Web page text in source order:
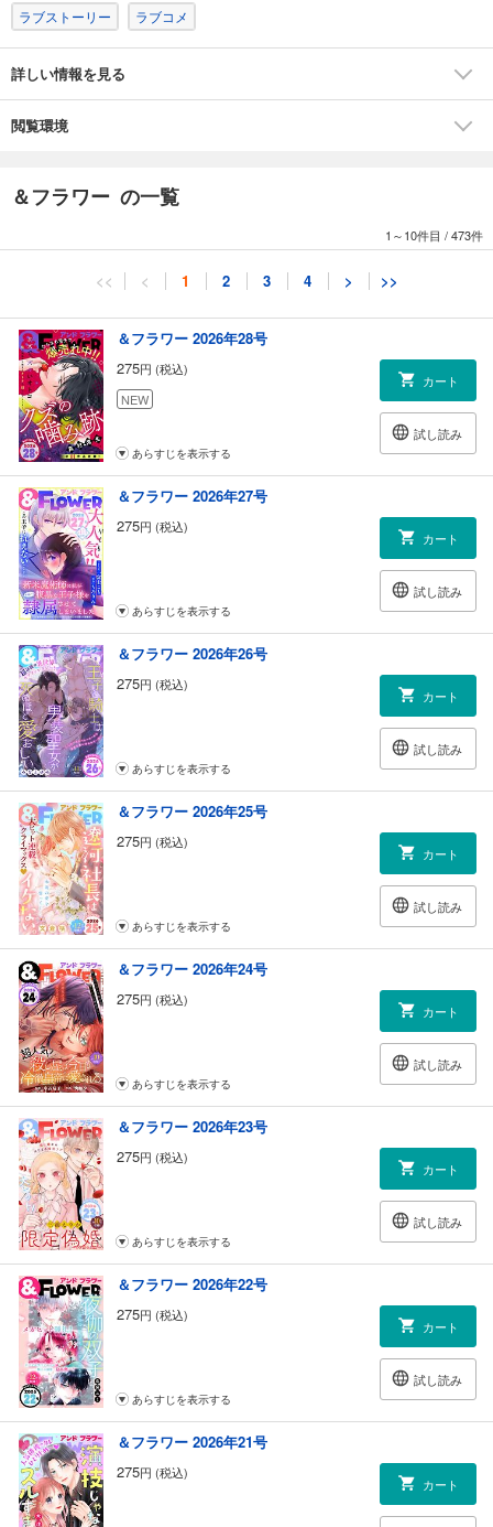
●春名ひろ「次期社長が言うには恋じゃない」
●まんが：一富士こも 原作：ちろりん「新米魔術師の私が手違いで腹黒な
令してと言ってきます）」
●三つ葉優雨「share」再録
●逆巻詩音「ウチに帰って婚活します」再録
ラブストーリー ラブコメ
詳しい情報を見る
閲覧環境
＆フラワー の一覧
1～10件目 /473件
<< < 1 2 3 4 > >>
＆フラワー 2026年28号
275円 (税込)
NEW
カート
試し読み
あらすじを表示する
＆フラワー 2026年27号
275円 (税込)
カート
試し読み
あらすじを表示する
＆フラワー 2026年26号
275円 (税込)
カート
試し読み
あらすじを表示する
＆フラワー 2026年25号
275円 (税込)
カート
試し読み
あらすじを表示する
＆フラワー 2026年24号
275円 (税込)
カート
試し読み
あらすじを表示する
＆フラワー 2026年23号
275円 (税込)
カート
試し読み
あらすじを表示する
＆フラワー 2026年22号
275円 (税込)
カート
試し読み
あらすじを表示する
＆フラワー 2026年21号
275円 (税込)
カート